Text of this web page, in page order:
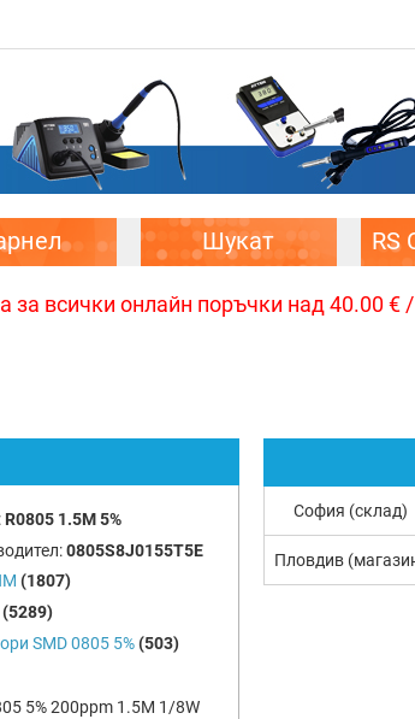
Шукат RS
за всички онлайн поръчки над 40.00
R0805 1.5M 5%
0805S8J0155T5E
(1807)
(5289)
SMD 0805 5% (503)
5% 200ppm 1.5M 1/8W
София (склад)
Пловдив